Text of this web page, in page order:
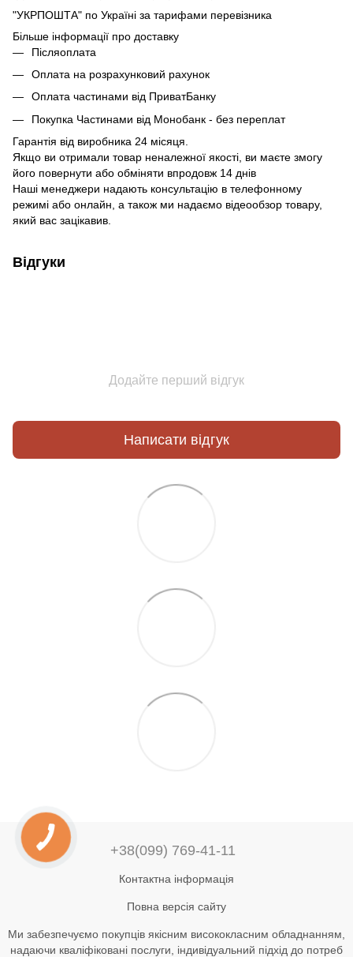
"УКРПОШТА" по Україні за тарифами перевізника
Більше інформації про доставку
Післяоплата
Оплата на розрахунковий рахунок
Оплата частинами від ПриватБанку
Покупка Частинами від Монобанк - без переплат
Гарантія від виробника 24 місяця.
Якщо ви отримали товар неналежної якості, ви маєте змогу
його повернути або обміняти впродовж 14 днів
Наші менеджери надають консультацію в телефонному
режимі або онлайн, а також ми надаємо відеообзор товару,
який вас зацікавив.
Відгуки
Додайте перший відгук
Написати відгук
+38(099) 769-41-11
Контактна інформація
Повна версія сайту
Ми забезпечуємо покупців якісним висококласним обладнанням,
надаючи кваліфіковані послуги, індивідуальний підхід до потреб